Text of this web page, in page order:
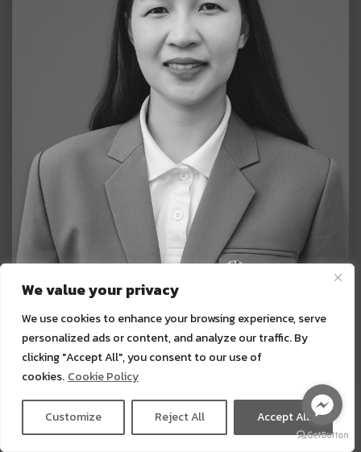
We value your privacy
We use cookies to enhance your browsing experience, serve
personalized ads or content, and analyze our traffic. By
clicking "Accept All", you consent to our use of
cookies. Cookie Policy
Customize Reject All Accept All
นางสาววนิดา รังหอม
หัวหน้างานธุรการกลุ่มงานส่งเสริมกิจการนักเรียน